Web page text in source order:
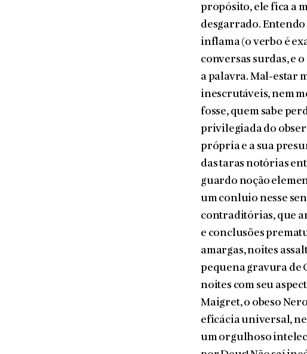
propósito, ele fica a
desgarrado.
inflama (o verbo é
conversas surdas, e
a palavra. Mal-estar
inescrutáveis, nem
fosse, quem sabe
privilegiada do
própria e a sua
das taras notórias
guardo noção
um conluio nesse
contraditórias, que
e conclusões
amargas, noi­tes
pequena gra­vura de
noites com seu
Maigret, o obeso
eficácia universal,
um orgulhoso